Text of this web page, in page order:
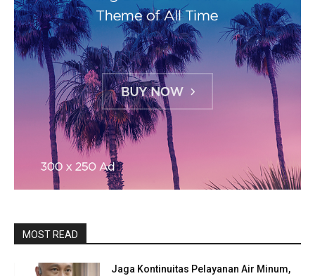
MOST READ
Jaga Kontinuitas Pelayanan Air Minum,